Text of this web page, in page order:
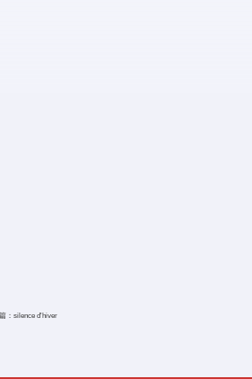
： silence d'hiver